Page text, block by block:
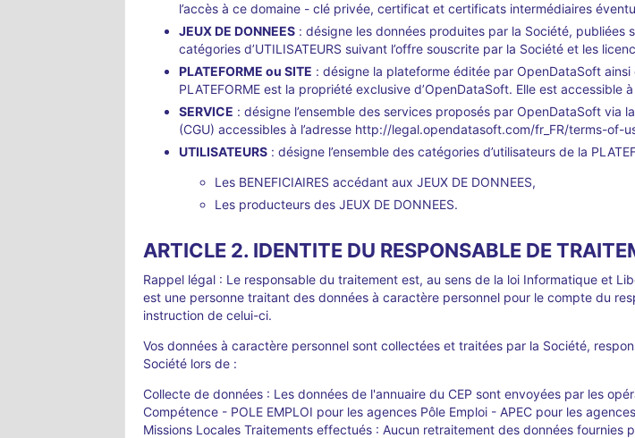
l’accès à ce domaine - clé privée, certificat et certificats intermédiaires
JEUX DE DONNEES : désigne les données produites par la Société,
catégories d’UTILISATEURS suivant l’offre souscrite par la Société et les
PLATEFORME ou SITE : désigne la plateforme éditée par OpenDataSoft
PLATEFORME est la propriété exclusive d’OpenDataSoft. Elle est
SERVICE : désigne l’ensemble des services proposés par OpenDataSoft via
(CGU) accessibles à l’adresse http://legal.opendatasoft.com/fr_FR/terms-of-
UTILISATEURS : désigne l’ensemble des catégories d’utilisateurs de la
Les BENEFICIAIRES accédant aux JEUX DE DONNEES,
Les producteurs des JEUX DE DONNEES.
ARTICLE 2. IDENTITE DU RESPONSABLE DE
Rappel légal : Le responsable du traitement est, au sens de la loi Informatique et
est une personne traitant des données à caractère personnel pour le compte du
instruction de celui-ci.
Vos données à caractère personnel sont collectées et traitées par la Société,
Société lors de :
Collecte de données : Les données de l'annuaire du CEP sont envoyées par les
Compétence - POLE EMPLOI pour les agences Pôle Emploi - APEC pour les
Missions Locales Traitements effectués : Aucun retraitement des données